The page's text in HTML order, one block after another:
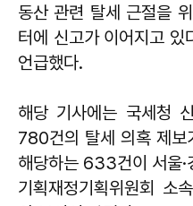
동산 관련 탈세 근절을
터에 신고가 이어지고 있
언급했다.
해당 기사에는 국세청
780건의 탈세 의혹 제보
해당하는 633건이 서울·
기획재정기획위원회 소